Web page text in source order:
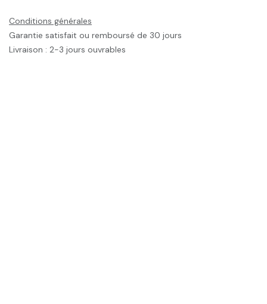
Conditions générales
Garantie satisfait ou remboursé de 30 jours
Livraison : 2-3 jours ouvrables